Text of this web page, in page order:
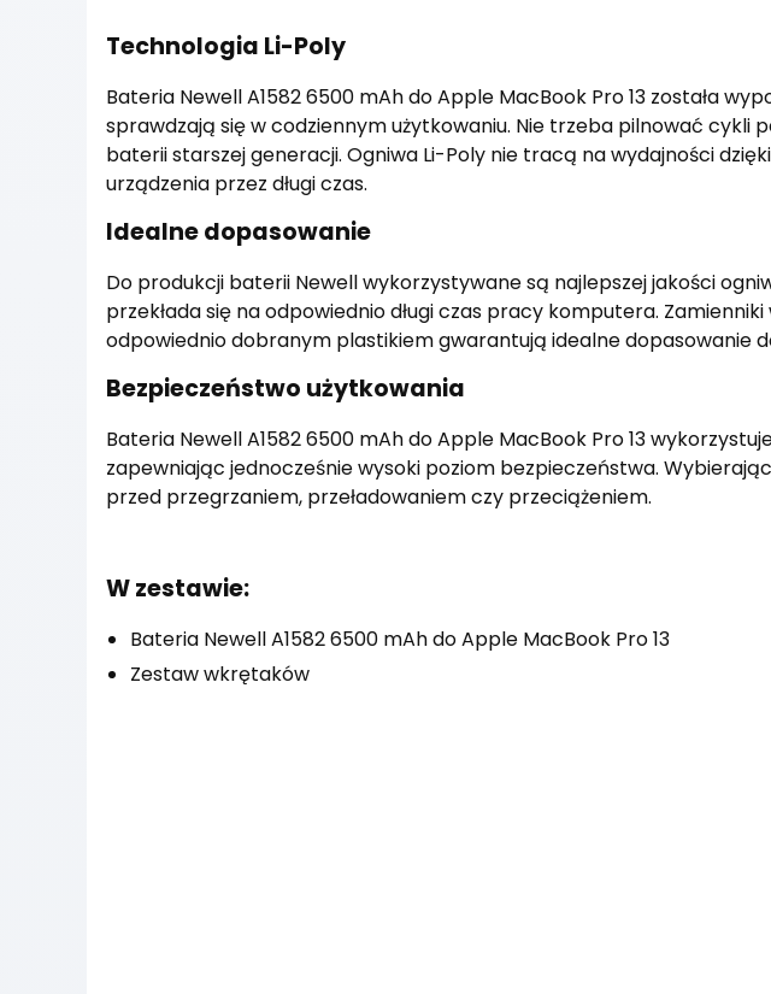
Technologia Li-Poly
Bateria Newell A1582 6500 mAh do Apple MacBook Pro 13 została
sprawdzają się w codziennym użytkowaniu. Nie trzeba pilnować cykli
baterii starszej generacji. Ogniwa Li-Poly nie tracą na wydajności
urządzenia przez długi czas.
Idealne dopasowanie
Do produkcji baterii Newell wykorzystywane są najlepszej jakości
przekłada się na odpowiednio długi czas pracy komputera.
odpowiednio dobranym plastikiem gwarantują idealne dopasowanie
Bezpieczeństwo użytkowania
Bateria Newell A1582 6500 mAh do Apple MacBook Pro 13
zapewniając jednocześnie wysoki poziom bezpieczeństwa.
przed przegrzaniem, przeładowaniem czy przeciążeniem.
W zestawie:
Bateria Newell A1582 6500 mAh do Apple MacBook Pro 13
Zestaw wkrętaków